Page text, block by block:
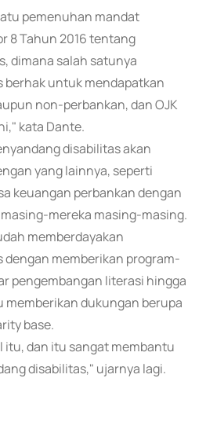
pemenuhan mandat
8 Tahun 2016 tentang
dimana salah satunya
berhak untuk mendapatkan
non-perbankan, dan OJK
kata Dante.
disabilitas akan
yang lainnya, seperti
keuangan perbankan dengan
mereka masing-masing.
memberdayakan
dengan memberikan program-
pengembangan literasi hingga
dukungan berupa
base.
itu, dan itu sangat membantu
disabilitas," ujarnya lagi.